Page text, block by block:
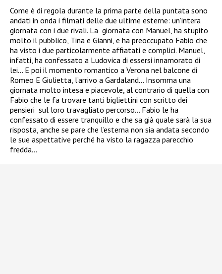
Come è di regola durante la prima parte della puntata sono
andati in onda i filmati delle due ultime esterne: un’intera
giornata con i due rivali. La giornata con Manuel, ha stupito
molto il pubblico, Tina e Gianni, e ha preoccupato Fabio che
ha visto i due particolarmente affiatati e complici. Manuel,
infatti, ha confessato a Ludovica di essersi innamorato di
lei… E poi il momento romantico a Verona nel balcone di
Romeo E Giulietta, l’arrivo a Gardaland… Insomma una
giornata molto intesa e piacevole, al contrario di quella con
Fabio che le fa trovare tanti bigliettini con scritto dei
pensieri sul loro travagliato percorso… Fabio le ha
confessato di essere tranquillo e che sa già quale sarà la sua
risposta, anche se pare che l’esterna non sia andata secondo
le sue aspettative perché ha visto la ragazza parecchio
fredda…